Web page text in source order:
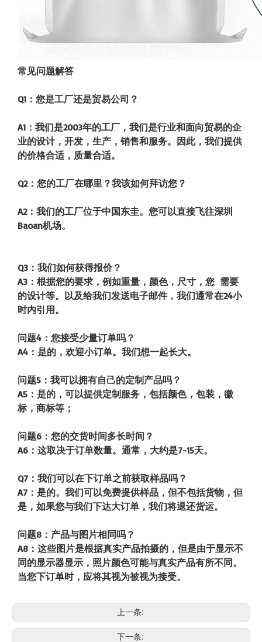
常见问题解答
Q1：您是工厂还是贸易公司？
A1：我们是2003年的工厂，我们是行业和面向贸易的企
业的设计，开发，生产，销售和服务。因此，我们提供
的价格合适，质量合适。
Q2：您的工厂在哪里？我该如何拜访您？
A2：我们的工厂位于中国东圭。您可以直接飞往深圳
Baoan机场。
Q3：我们如何获得报价？
A3：根据您的要求，例如重量，颜色，尺寸，您 需要
的设计等。以及给我们发送电子邮件，我们通常在24小
时内引用。
问题4：您接受少量订单吗？
A4：是的，欢迎小订单。我们想一起长大。
问题5：我可以拥有自己的定制产品吗？
A5：是的，可以提供定制服务，包括颜色，包装，徽
标，商标等；
问题6：您的交货时间多长时间？
A6：这取决于订单数量。通常，大约是7-15天。
Q7：我们可以在下订单之前获取样品吗？
A7：是的。我们可以免费提供样品，但不包括货物，但
是，如果您与我们下达大订单，我们将退还货运。
问题8：产品与图片相同吗？
A8：这些图片是根据真实产品拍摄的，但是由于显示不
同的显示器显示，照片颜色可能与真实产品有所不同。
当您下订单时，应将其视为被视为接受。
上一条:
下一条: